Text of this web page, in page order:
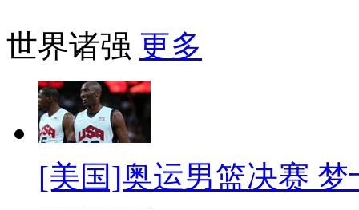
世界诸强 更多
[美国]奥运男篮决赛